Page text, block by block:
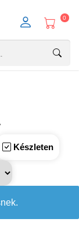
0
Készleten